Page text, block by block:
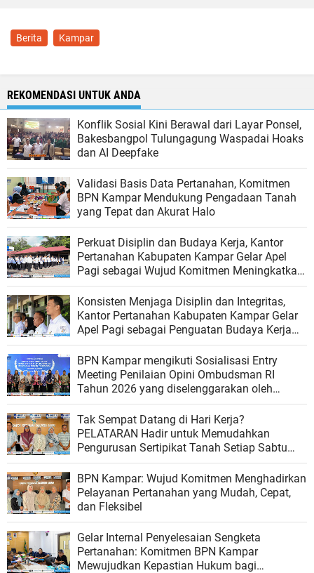
Berita Kampar
REKOMENDASI UNTUK ANDA
Konflik Sosial Kini Berawal dari Layar Ponsel,
Bakesbangpol Tulungagung Waspadai Hoaks
dan AI Deepfake
Validasi Basis Data Pertanahan, Komitmen
BPN Kampar Mendukung Pengadaan Tanah
yang Tepat dan Akurat Halo
Perkuat Disiplin dan Budaya Kerja, Kantor
Pertanahan Kabupaten Kampar Gelar Apel
Pagi sebagai Wujud Komitmen Meningkatkan
Kualitas Pelayanan
Konsisten Menjaga Disiplin dan Integritas,
Kantor Pertanahan Kabupaten Kampar Gelar
Apel Pagi sebagai Penguatan Budaya Kerja
Organisasi
BPN Kampar mengikuti Sosialisasi Entry
Meeting Penilaian Opini Ombudsman RI
Tahun 2026 yang diselenggarakan oleh
Ombudsman RI
Tak Sempat Datang di Hari Kerja?
PELATARAN Hadir untuk Memudahkan
Pengurusan Sertipikat Tanah Setiap Sabtu
dan Minggu
BPN Kampar: Wujud Komitmen Menghadirkan
Pelayanan Pertanahan yang Mudah, Cepat,
dan Fleksibel
Gelar Internal Penyelesaian Sengketa
Pertanahan: Komitmen BPN Kampar
Mewujudkan Kepastian Hukum bagi